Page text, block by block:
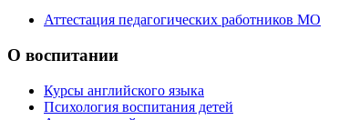
Аттестация педагогических работников МО
О воспитании
Курсы английского языка
Психология воспитания детей